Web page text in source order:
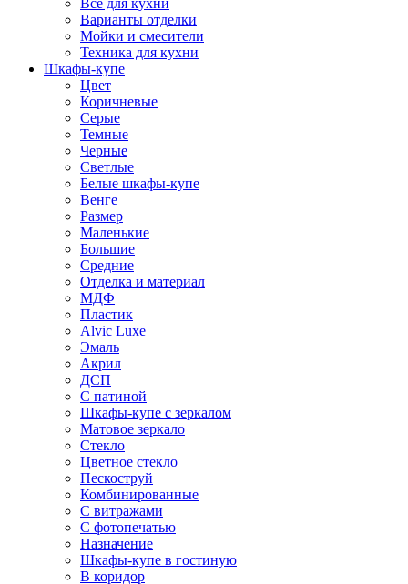
Все для кухни
Варианты отделки
Мойки и смесители
Техника для кухни
Шкафы-купе
Цвет
Коричневые
Серые
Темные
Черные
Светлые
Белые шкафы-купе
Венге
Размер
Маленькие
Большие
Средние
Отделка и материал
МДФ
Пластик
Alvic Luxe
Эмаль
Акрил
ДСП
С патиной
Шкафы-купе с зеркалом
Матовое зеркало
Стекло
Цветное стекло
Пескоструй
Комбинированные
С витражами
С фотопечатью
Назначение
Шкафы-купе в гостиную
В коридор